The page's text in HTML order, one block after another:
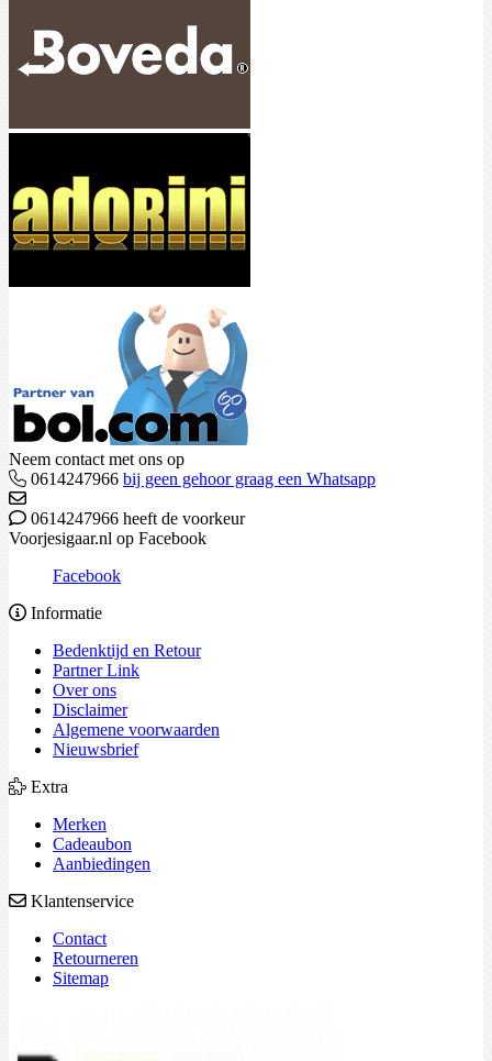
Neem contact met ons op
0614247966 bij geen gehoor graag een Whatsapp
0614247966 heeft de voorkeur
Voorjesigaar.nl op Facebook
Facebook
Informatie
Bedenktijd en Retour
Partner Link
Over ons
Disclaimer
Algemene voorwaarden
Nieuwsbrief
Extra
Merken
Cadeaubon
Aanbiedingen
Klantenservice
Contact
Retourneren
Sitemap